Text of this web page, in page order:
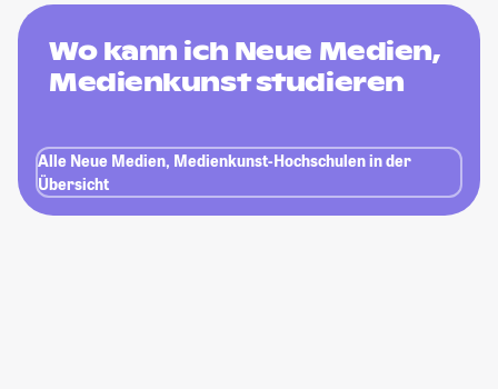
Wo kann ich Neue Medien,
Medienkunst studieren
Alle Neue Medien, Medienkunst-Hochschulen in der
Übersicht